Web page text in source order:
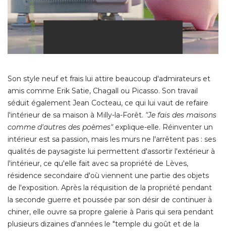
Son style neuf et frais lui attire beaucoup d'admirateurs et
amis comme Erik Satie, Chagall ou Picasso. Son travail
séduit également Jean Cocteau, ce qui lui vaut de refaire
l'intérieur de sa maison à Milly-la-Forêt. "Je fais des maisons
comme d'autres des poèmes"explique-elle. Réinventer un
intérieur est sa passion, mais les murs ne l'arrêtent pas : ses
qualités de paysagiste lui permettent d'assortir l'extérieur à
l'intérieur, ce qu'elle fait avec sa propriété de Lèves,
résidence secondaire d'où viennent une partie des objets
de l'exposition. Après la réquisition de la propriété pendant
la seconde guerre et poussée par son désir de continuer à
chiner, elle ouvre sa propre galerie à Paris qui sera pendant
plusieurs dizaines d'années le "temple du goût et de la